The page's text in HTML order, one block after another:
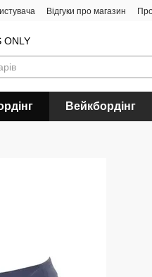
Відгуки про магазин
ONLY
Вейкбордінг